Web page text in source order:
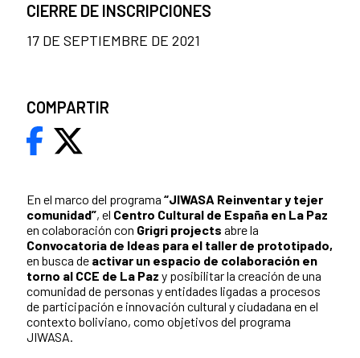
En el marco del programa “JIWASA Reinventar y tejer
comunidad”, el Centro Cultural de España en La Paz
en colaboración con Grigri projects abre la
Convocatoria de Ideas para el taller de prototipado,
en busca de activar un espacio de colaboración en
torno al CCE de La Paz y posibilitar la creación de una
comunidad de personas y entidades ligadas a procesos
de participación e innovación cultural y ciudadana en el
contexto boliviano, como objetivos del programa
JIWASA.
CIERRE DE INSCRIPCIONES
17 DE SEPTIEMBRE DE 2021
COMPARTIR